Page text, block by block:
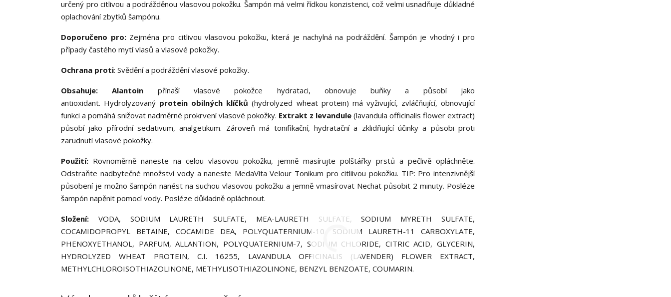
určený pro citlivou a podrážděnou vlasovou pokožku. Šampón má velmi řídkou konzistenci, což velmi usnadňuje důkladné
oplachování zbytků šampónu.
Doporučeno pro:Zejména pro citlivou vlasovou pokožku, která je nachylná na podráždění. Šampón je vhodný i pro
případy častého mytí vlasů a vlasové pokožky.
Ochrana proti: Svědění a podráždění vlasové pokožky.
Obsahuje: Alantoin přínaší vlasové pokožce hydrataci, obnovuje buňky a působí jako
antioxidant. Hydrolyzovaný protein obilných klíčků (hydrolyzed wheat protein) má vyživující, zvláčňující, obnovující
funkci a pomáhá snižovat nadměrné prokrvení vlasové pokožky. Extrakt z levandule (lavandula officinalis flower extract)
působí jako přírodní sedativum, analgetikum. Zároveň má tonifikační, hydratační a zklidňující účinky a působi proti
zarudnutí vlasové pokožky.
Použití: Rovnoměrně naneste na celou vlasovou pokožku, jemně masírujte polštářky prstů a pečlivě opláchněte.
Odstraňte nadbytečné množství vody a naneste MedaVita Velour Tonikum pro citliivou pokožku. TIP: Pro intenzivnější
působení je možno šampón nanést na suchou vlasovou pokožku a jemně vmasírovat Nechat působit 2 minuty. Posléze
šampón napěnit pomocí vody. Posléze důkladně opláchnout.
Složení: VODA, SODIUM LAURETH SULFATE, MEA-LAURETH SULFATE, SODIUM MYRETH SULFATE,
COCAMIDOPROPYL BETAINE, COCAMIDE DEA, POLYQUATERNIUM-10, SODIUM LAURETH-11 CARBOXYLATE,
PHENOXYETHANOL, PARFUM, ALLANTION, POLYQUATERNIUM-7, SODIUM CHLORIDE, CITRIC ACID, GLYCERIN,
HYDROLYZED WHEAT PROTEIN, C.I. 16255, LAVANDULA OFFICINALIS (LAVENDER) FLOWER EXTRACT,
METHYLCHLOROISOTHIAZOLINONE, METHYLISOTHIAZOLINONE, BENZYL BENZOATE, COUMARIN.